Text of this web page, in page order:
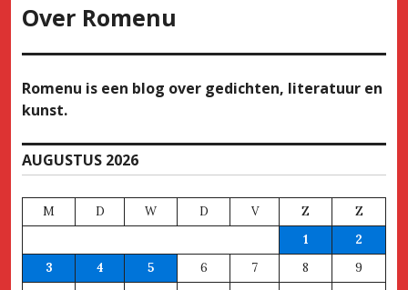
Over Romenu
Romenu is een blog over gedichten, literatuur en
kunst.
AUGUSTUS 2026
M D W D V Z
Z
1
2
3
4 5 6 7 8
9